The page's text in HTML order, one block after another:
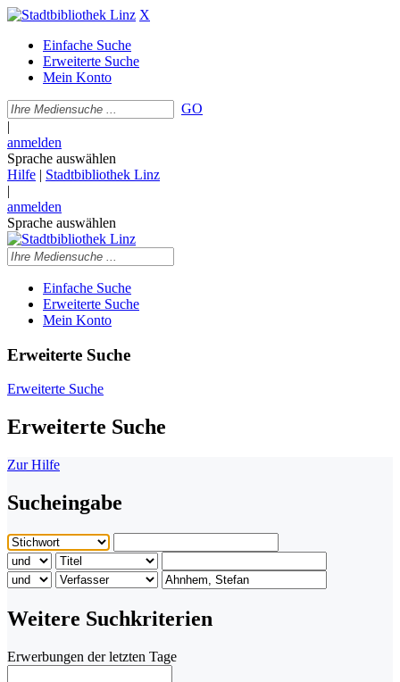
X
Einfache Suche
Erweiterte Suche
Mein Konto
GO
|
anmelden
Sprache auswählen
Hilfe | Stadtbibliothek Linz
|
anmelden
Sprache auswählen
Einfache Suche
Erweiterte Suche
Mein Konto
Erweiterte Suche
Erweiterte Suche
Erweiterte Suche
Zur Hilfe
Sucheingabe
Weitere Suchkriterien
Erwerbungen der letzten Tage